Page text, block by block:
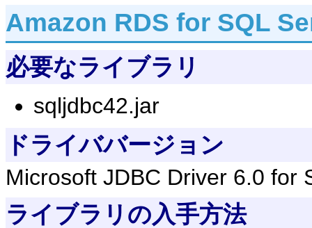
Amazon RDS for SQL
必要なライブラリ
sqljdbc42.jar
ドライババージョン
Microsoft JDBC Driver 6.0 for
ライブラリの入手方法